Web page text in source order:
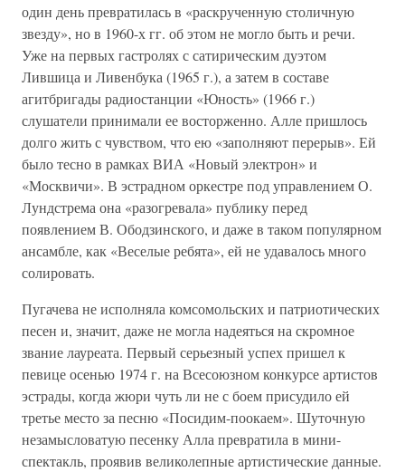
один день превратилась в «раскрученную столичную
звезду», но в 1960-х гг. об этом не могло быть и речи.
Уже на первых гастролях с сатирическим дуэтом
Лившица и Ливенбука (1965 г.), а затем в составе
агитбригады радиостанции «Юность» (1966 г.)
слушатели принимали ее восторженно. Алле пришлось
долго жить с чувством, что ею «заполняют перерыв». Ей
было тесно в рамках ВИА «Новый электрон» и
«Москвичи». В эстрадном оркестре под управлением О.
Лундстрема она «разогревала» публику перед
появлением В. Ободзинского, и даже в таком популярном
ансамбле, как «Веселые ребята», ей не удавалось много
солировать.
Пугачева не исполняла комсомольских и патриотических
песен и, значит, даже не могла надеяться на скромное
звание лауреата. Первый серьезный успех пришел к
певице осенью 1974 г. на Всесоюзном конкурсе артистов
эстрады, когда жюри чуть ли не с боем присудило ей
третье место за песню «Посидим-поокаем». Шуточную
незамысловатую песенку Алла превратила в мини-
спектакль, проявив великолепные артистические данные.